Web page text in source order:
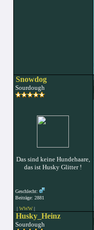
Snowdog
Sourdough
Das sind keine Hundehaare,
das ist Husky Glitter !
Geschlecht:
Beiträge: 2881
| WWW|
Husky_Heinz
Sourdough